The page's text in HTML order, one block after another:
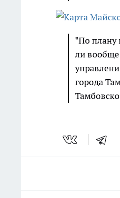
"По плану
ли вообще
города